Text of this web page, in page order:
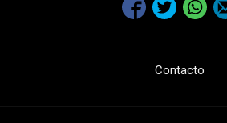
Contacto